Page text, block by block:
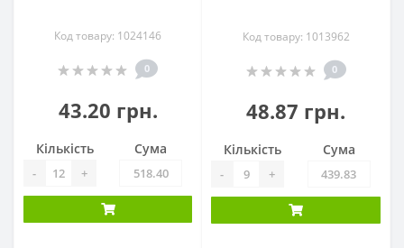
Код товару: 1024146
0
43.20 грн.
Кількість
- +
Сума
Код товару: 1013962
0
48.87 грн.
Кількість
- +
Сума